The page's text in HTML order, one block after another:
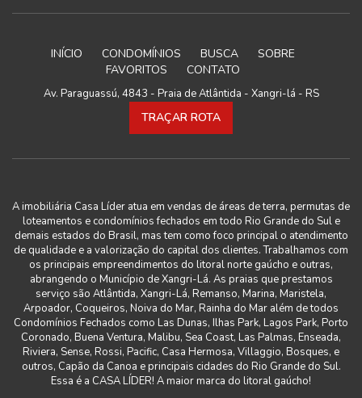
INÍCIO CONDOMÍNIOS BUSCA
SOBRE
FAVORITOS
CONTATO
Av. Paraguassú, 4843 - Praia de Atlântida - Xangri-lá - RS
TRAÇAR ROTA
A imobiliária Casa Líder atua em vendas de áreas de terra, permutas de
loteamentos e condomínios fechados em todo Rio Grande do Sul e
demais estados do Brasil, mas tem como foco principal o atendimento
de qualidade e a valorização do capital dos clientes. Trabalhamos com
os principais empreendimentos do litoral norte gaúcho e outras,
abrangendo o Município de Xangri-Lá. As praias que prestamos
serviço são Atlântida, Xangri-Lá, Remanso, Marina, Maristela,
Arpoador, Coqueiros, Noiva do Mar, Rainha do Mar além de todos
Condomínios Fechados como Las Dunas, Ilhas Park, Lagos Park, Porto
Coronado, Buena Ventura, Malibu, Sea Coast, Las Palmas, Enseada,
Riviera, Sense, Rossi, Pacific, Casa Hermosa, Villaggio, Bosques, e
outros, Capão da Canoa e principais cidades do Rio Grande do Sul.
Essa é a CASA LÍDER! A maior marca do litoral gaúcho!